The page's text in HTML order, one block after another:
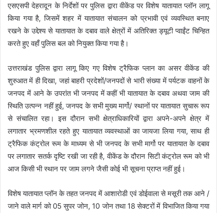
एसएसपी देहरादून के निर्देशों पर पुलिस द्वारा वीकेंड पर विशेष यातायात प्लॉन लागू
किया गया है, जिसमें शहर में यातायात संचालन को प्रभावी एवं व्यवस्थित बनाए
रखने के उद्देश्य से यातायात के दबाव वाले क्षेत्रों में अतिरिक्त ड्यूटी प्वाईंट चिन्हित
करते हुए वहाँ पुलिस बल को नियुक्त किया गया है।
उत्तराखंड पुलिस द्वारा लागू किए गए विशेष ट्रैफिक प्लान का असर वीकेंड की
शुरुआत में ही दिखा, जहां बाहरी प्रदेशों/जनपदों से भारी संख्या में पर्यटक वाहनों के
जनपद में आने के उपरांत भी जनपद में कहीं भी यातायात के दबाव अथवा जाम की
स्थिति उत्पन्न नहीं हुई, जनपद के सभी मुख्य मार्गो/ स्थानों पर यातायात सुचारू रूप
से संचालित रहा। इस दौरान सभी क्षेत्राधिकारियों द्वारा अपने-अपने क्षेत्र में
लगातार भ्रमणशील रहते हुए यातायात व्यवस्थाओं का जायजा लिया गया, साथ ही
ट्रैफिक कंट्रोल रूम के माध्यम से भी जनपद के सभी मार्गो पर यातायात के दबाव
पर लगातार सतर्क दृष्टि रखी जा रही है, वीकेंड के दौरान सिटी कंट्रोल रूम को भी
आज किसी भी स्थान पर जाम लगने जैसी कोई भी सूचना प्राप्त नहीं हुई।
विशेष यातायात प्लॉन के तहत जनपद में आशारोडी एवं डोईवाला से मसूरी तक आने /
जाने वाले मार्ग को 05 सुपर जोन, 10 जोन तथा 18 सेक्टरों में विभाजित किया गया